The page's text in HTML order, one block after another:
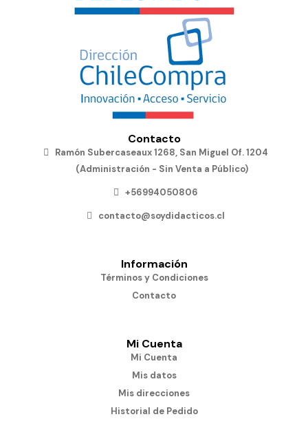
Contacto
Ramón Subercaseaux 1268, San Miguel Of. 1204
(Administración - Sin Venta a Público)
+56994050806
contacto@soydidacticos.cl
Información
Términos y Condiciones
Contacto
Mi Cuenta
Mi Cuenta
Mis datos
Mis direcciones
Historial de Pedido